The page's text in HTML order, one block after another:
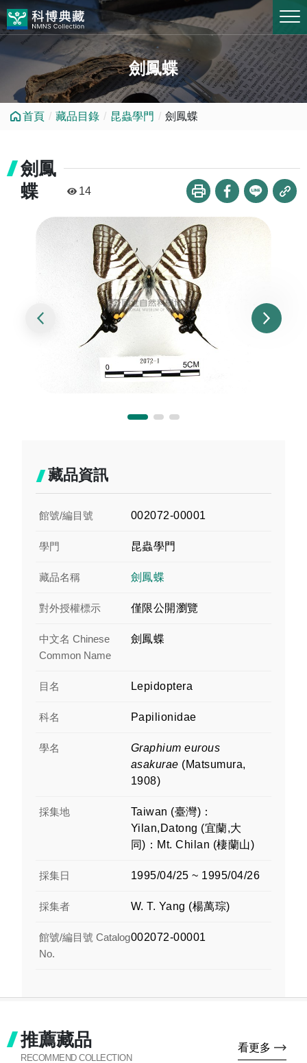
跳到中央內容區塊
劍鳳蝶
首頁 藏品目錄 昆蟲學門 劍鳳蝶
劍鳳
蝶
14
藏品資訊
館號/編目號 002072-00001
學門 昆蟲學門
藏品名稱 劍鳳蝶
對外授權標示 僅限公開瀏覽
中文名 Chinese
Common Name
劍鳳蝶
目名 Lepidoptera
科名 Papilionidae
學名
Graphium eurous
asakurae (Matsumura,
1908)
採集地
Taiwan (臺灣)：
Yilan,Datong (宜蘭,大
同)：Mt. Chilan (棲蘭山)
採集日 1995/04/25 ~ 1995/04/26
採集者 W. T. Yang (楊萬琮)
館號/編目號 Catalog
No.
002072-00001
推薦藏品
RECOMMEND COLLECTION
看更多